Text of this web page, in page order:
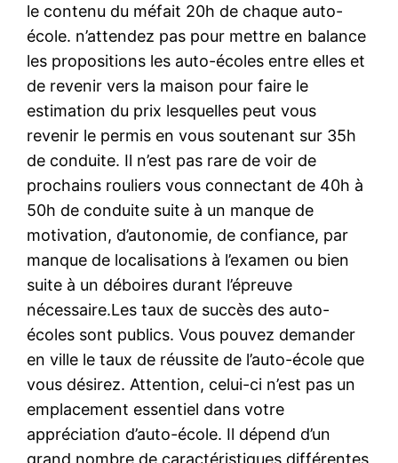
le contenu du méfait 20h de chaque auto-
école. n’attendez pas pour mettre en balance
les propositions les auto-écoles entre elles et
de revenir vers la maison pour faire le
estimation du prix lesquelles peut vous
revenir le permis en vous soutenant sur 35h
de conduite. Il n’est pas rare de voir de
prochains rouliers vous connectant de 40h à
50h de conduite suite à un manque de
motivation, d’autonomie, de confiance, par
manque de localisations à l’examen ou bien
suite à un déboires durant l’épreuve
nécessaire.Les taux de succès des auto-
écoles sont publics. Vous pouvez demander
en ville le taux de réussite de l’auto-école que
vous désirez. Attention, celui-ci n’est pas un
emplacement essentiel dans votre
appréciation d’auto-école. Il dépend d’un
grand nombre de caractéristiques différentes